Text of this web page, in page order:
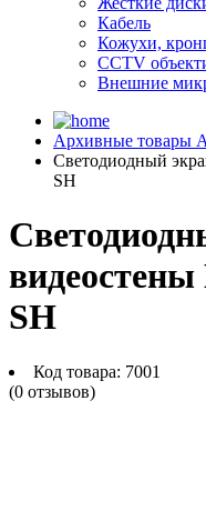
Кабель
Кожухи,
CCTV
Внешние
Архивные товары
Светодиодный
SH
SH
Код товара: 7001
(0 отзывов)